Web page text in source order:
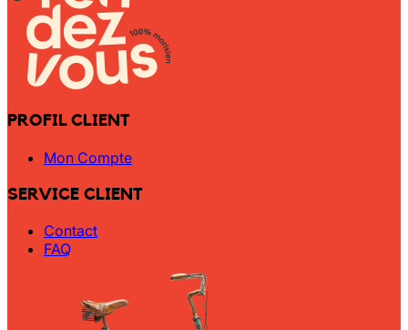
PROFIL CLIENT
Mon Compte
SERVICE CLIENT
Contact
FAQ